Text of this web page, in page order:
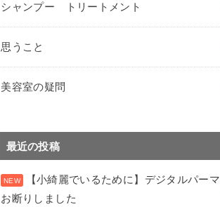
シャンプー トリートメント
思うこと
美容室の疑問
最近の投稿
【小綺麗でいるために】デジタルパーマ
お断りしました